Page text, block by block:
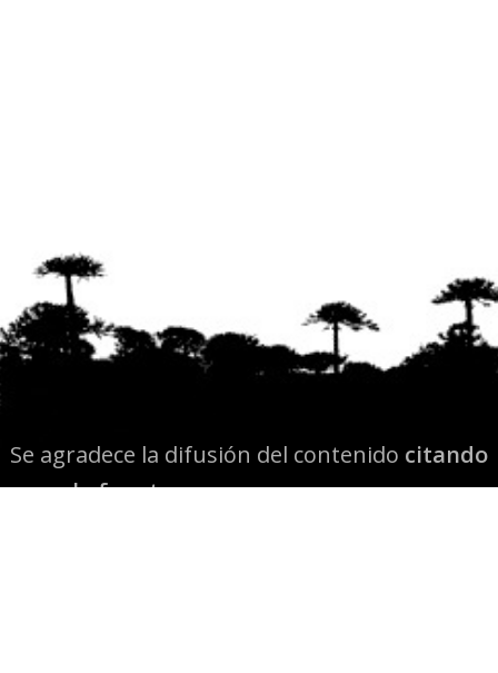
Se agradece la difusión del contenido citando
la fuente www.mapuexpress.org